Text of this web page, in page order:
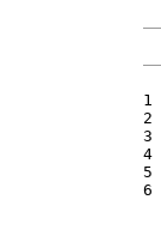
1
2
3
4
5
6